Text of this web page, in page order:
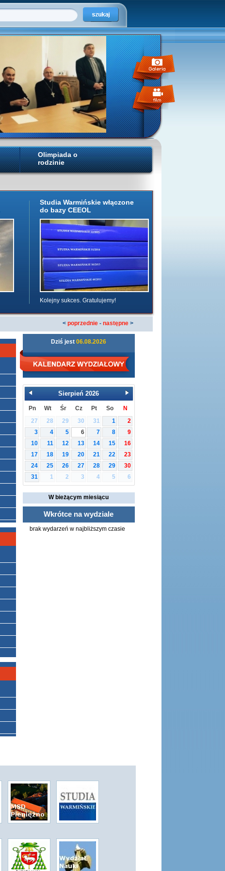
Olimpiada o
rodzinie
Studia Warmińskie włączone
do bazy CEEOL
Kolejny sukces. Gratulujemy!
< poprzednie- następne>
Dziś jest 06.08.2026
Sierpień 2026
Pn Wt Śr Cz Pt So
N
27
28 29 30 31 1
2
3
4 5 6 7 8
9
10
11 12 13 14 15
16
17
18 19 20 21 22
23
24
25 26 27 28 29
30
31
1 2 3 4 5 6
W bieżącym miesiącu
Wkrótce na wydziale
brak wydarzeń w najbliższym czasie